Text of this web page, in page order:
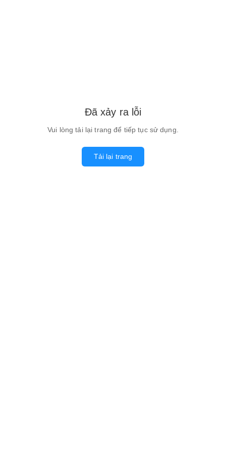
Đã xảy ra lỗi
Vui lòng tải lại trang để tiếp tục sử dụng.
Tải lại trang